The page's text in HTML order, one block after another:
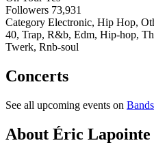
Followers 73,931
Category Electronic, Hip Hop,
40, Trap, R&b, Edm, Hip-hop,
Twerk, Rnb-soul
Concerts
See all upcoming events on
About Éric Lapointe